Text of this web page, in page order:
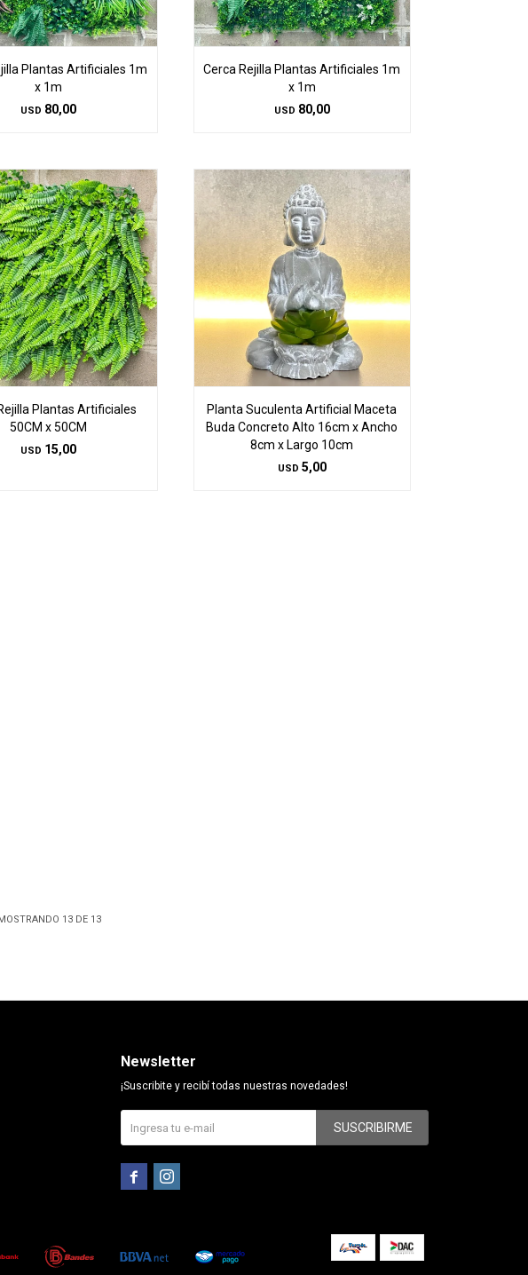
Plantas Artificiales 1m
x 1m
USD 80,00
Cerca Rejilla Plantas Artificiales 1m
x 1m
USD 80,00
Plantas Artificiales
50CM x 50CM
USD 15,00
Planta Suculenta Artificial Maceta
Buda Concreto Alto 16cm x Ancho
8cm x Largo 10cm
USD 5,00
MOSTRANDO 13DE 13
Newsletter
¡Suscribite y recibí todas nuestras novedades!
SUSCRIBIRME
 